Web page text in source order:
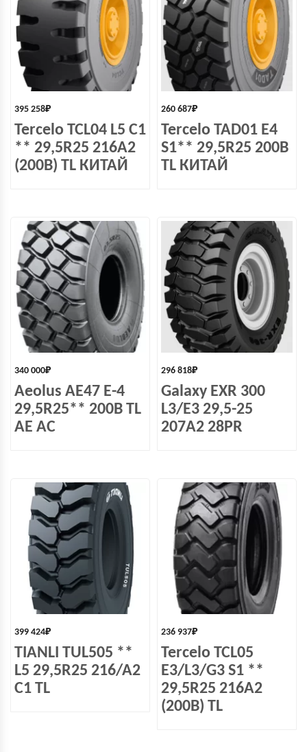
395 258₽
Tercelo TCL04 L5 С1
** 29,5R25 216A2
(200B) TL КИТАЙ
260 687₽
Tercelo TAD01 E4
S1** 29,5R25 200B
TL КИТАЙ
340 000₽
Aeolus AE47 E-4
29,5R25** 200B TL
AE AC
296 818₽
Galaxy EXR 300
L3/E3 29,5-25
207A2 28PR
399 424₽
TIANLI TUL505 **
L5 29,5R25 216/A2
C1 TL
236 937₽
Tercelo TCL05
E3/L3/G3 S1 **
29,5R25 216A2
(200B) TL